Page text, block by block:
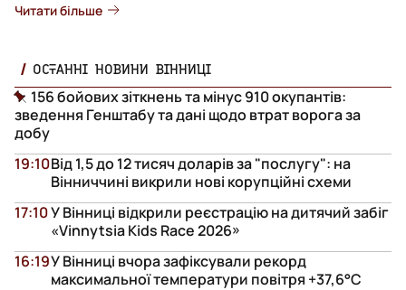
Читати більше
ОСТАННІ НОВИНИ ВІННИЦІ
156 бойових зіткнень та мінус 910 окупантів:
зведення Генштабу та дані щодо втрат ворога за
добу
Від 1,5 до 12 тисяч доларів за "послугу": на
Вінниччині викрили нові корупційні схеми
19:10
У Вінниці відкрили реєстрацію на дитячий забіг
«Vinnytsia Kids Race 2026»
17:10
У Вінниці вчора зафіксували рекорд
максимальної температури повітря +37,6°С
16:19